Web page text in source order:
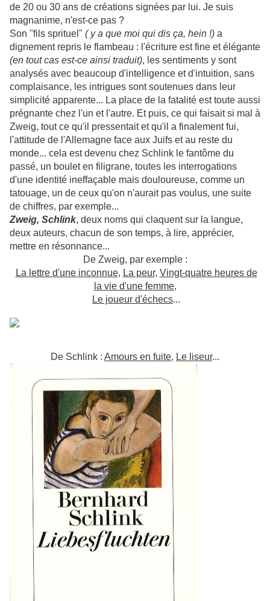
de 20 ou 30 ans de créations signées par lui. Je suis
magnanime, n'est-ce pas ?
Son "fils sprituel" ( y a que moi qui dis ça, hein !) a
dignement repris le flambeau : l'écriture est fine et élégante
(en tout cas est-ce ainsi traduit), les sentiments y sont
analysés avec beaucoup d'intelligence et d'intuition, sans
complaisance, les intrigues sont soutenues dans leur
simplicité apparente... La place de la fatalité est toute aussi
prégnante chez l'un et l'autre. Et puis, ce qui faisait si mal à
Zweig, tout ce qu'il pressentait et qu'il a finalement fui,
l'attitude de l'Allemagne face aux Juifs et au reste du
monde... cela est devenu chez Schlink le fantôme du
passé, un boulet en filigrane, toutes les interrogations
d'une identité ineffaçable mais douloureuse, comme un
tatouage, un de ceux qu'on n'aurait pas voulus, une suite
de chiffres, par exemple...
Zweig, Schlink, deux noms qui claquent sur la langue,
deux auteurs, chacun de son temps, à lire, apprécier,
mettre en résonnance...
De Zweig, par exemple :
La lettre d'une inconnue, La peur, Vingt-quatre heures de
la vie d'une femme,
Le joueur d'échecs...
De Schlink : Amours en fuite, Le liseur...